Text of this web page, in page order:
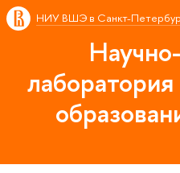
НИУ ВШЭ в Санкт-